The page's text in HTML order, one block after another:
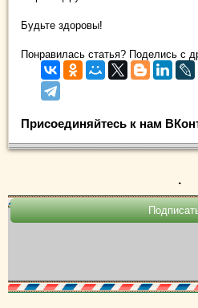
Будьте здоровы!
Понравилась статья? Поделись с
Присоединяйтесь к нам
.